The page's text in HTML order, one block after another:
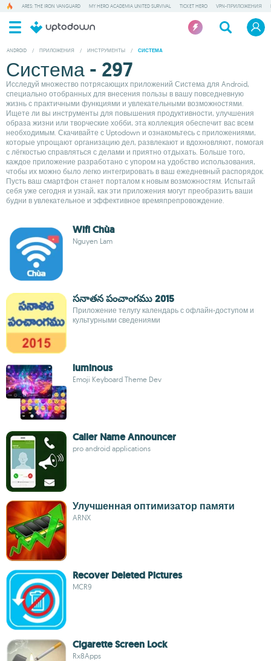
ARES: THE IRON VANGUARD MY HERO ACADEMIA UNITED SURVIVAL TICKET HERO VPN-ПРИЛОЖЕНИЯ
ANDROID / ПРИЛОЖЕНИЯ / ИНСТРУМЕНТЫ / СИСТЕМА
Система - 297
Исследуй множество потрясающих приложений Система для Android,
специально отобранных для внесения пользы в вашу повседневную
жизнь с практичными функциями и увлекательными возможностями.
Ищете ли вы инструменты для повышения продуктивности, улучшения
образа жизни или творческие хобби, эта коллекция обеспечит вас всем
необходимым. Скачивайте с Uptodown и ознакомьтесь с приложениями,
которые упрощают организацию дел, развлекают и вдохновляют, помогая
с лёгкостью справляться с делами и приятно отдыхать. Больше того,
каждое приложение разработано с упором на удобство использования,
чтобы их можно было легко интегрировать в ваш ежедневный распорядок.
Пусть ваш смартфон станет порталом к новым возможностям. Испытай
себя уже сегодня и узнай, как эти приложения могут преобразить ваши
будни в увлекательное и эффективное времяпрепровождение.
Wifi Chùa
Nguyen Lam
సనాతన పంచాంగము 2015
Приложение телугу календарь с офлайн-доступом и
культурными сведениями
luminous
Emoji Keyboard Theme Dev
Caller Name Announcer
pro android applications
Улучшенная оптимизатор памяти
ARNX
Recover Deleted Pictures
MCR9
Cigarette Screen Lock
Rx8Apps